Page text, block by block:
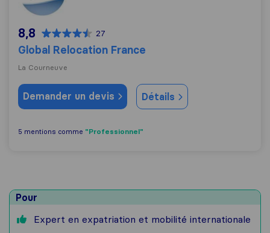
8,8 27
Global Relocation France
La Courneuve
Demander un devis Détails
5 mentions comme "Professionnel"
Pour
Expert en expatriation et mobilité internationale